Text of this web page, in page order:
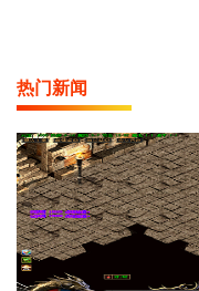
热门新闻